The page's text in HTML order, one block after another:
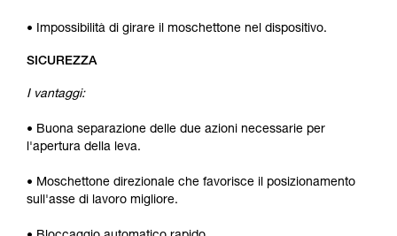
• Impossibilità di girare il moschettone nel dispositivo.
SICUREZZA
I vantaggi:
• Buona separazione delle due azioni necessarie per
l'apertura della leva.
• Moschettone direzionale che favorisce il posizionamento
sull'asse di lavoro migliore.